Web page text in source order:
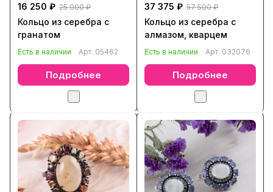
16 250 ₽ 25 000 ₽
Кольцо из серебра с
гранатом
Есть в наличии Арт. 05462
Подробнее
37 375 ₽ 57 500 ₽
Кольцо из серебра с
алмазом, кварцем
Есть в наличии Арт. 032076
Подробнее